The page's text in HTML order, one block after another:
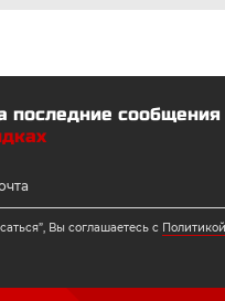
последние сообщения
Вы соглашаетесь с Политикой